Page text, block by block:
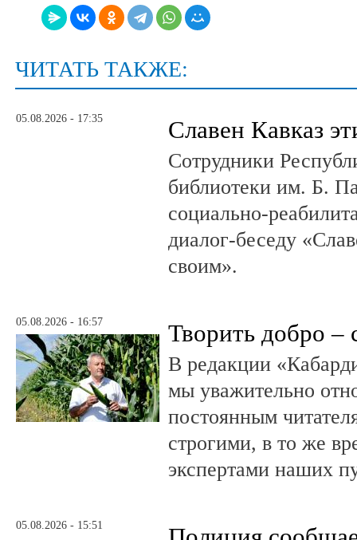
ЧИТАТЬ ТАКЖЕ:
05.08.2026 - 17:35 Славен Кавказ
Сотрудники
библиотеки им. Б.
социально-
диалог-беседу
своим».
05.08.2026 - 16:57 Творить добро –
В редакции
мы уважительно
постоянным
строгими, в то же
экспертами наших
05.08.2026 - 15:51